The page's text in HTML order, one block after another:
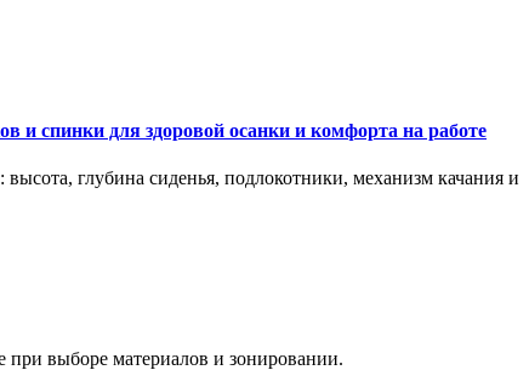
и спинки для здоровой осанки и комфорта на работе
глубина сиденья, подлокотники, механизм качания и
при выборе материалов и зонировании.